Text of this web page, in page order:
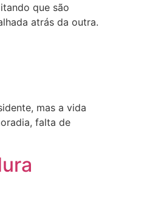
que são
atrás da outra.
mas a vida
falta de